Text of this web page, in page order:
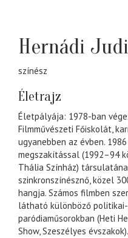
Hernádi
színész
Életrajz
Életpályája: 1978-ban
Filmművészeti Főiskolát,
ugyanebben az évben.
megszakítással (1992–94
Thália Színház)
szinkronszínésznő, közel
hangja. Számos filmben
látható különböző
paródiaműsorokban (Heti
Show, Szeszélyes évszakok).